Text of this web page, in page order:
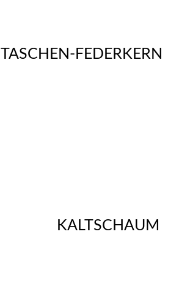
TASCHEN-FEDERKERN
KALTSCHAUM